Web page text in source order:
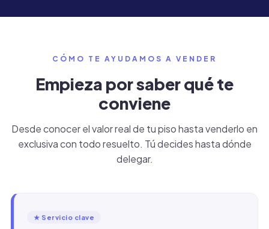
CÓMO TE AYUDAMOS A VENDER
Empieza por saber qué te
conviene
Desde conocer el valor real de tu piso hasta venderlo en
exclusiva con todo resuelto. Tú decides hasta dónde
delegar.
★ Servicio clave